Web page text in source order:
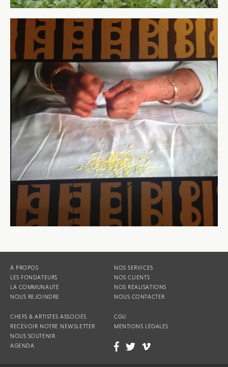
À PROPOS
LES FONDATEURS
LA COMMUNAUTÉ
NOUS REJOINDRE
NOS SERVICES
NOS CLIENTS
NOS RÉALISATIONS
NOUS CONTACTER
CHEFS & ARTISTES ASSOCIÉS
RECEVOIR NOTRE NEWSLETTER
NOUS SOUTENIR
AGENDA
CGU
MENTIONS LÉGALES